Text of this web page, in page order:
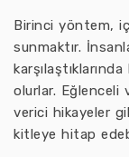
Birinci yöntem,
sunmaktır.
olurlar. Eğlenceli
verici hikayeler
kitleye hitap